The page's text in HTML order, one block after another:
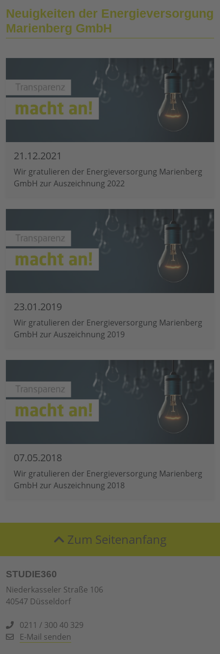
Neuigkeiten der Energieversorgung
Marienberg GmbH
21.12.2021
Wir gratulieren der Energieversorgung Marienberg
GmbH zur Auszeichnung 2022
23.01.2019
Wir gratulieren der Energieversorgung Marienberg
GmbH zur Auszeichnung 2019
07.05.2018
Wir gratulieren der Energieversorgung Marienberg
GmbH zur Auszeichnung 2018
Zum Seitenanfang
STUDIE360
Niederkasseler Straße 106
40547 Düsseldorf
0211 / 300 40 329
E-Mail senden